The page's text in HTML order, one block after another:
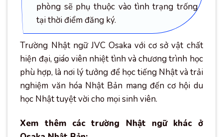
phòng sẽ phụ thuộc vào tình trạng trống
tại thời điểm đăng ký.
Trường Nhật ngữ JVC Osaka với cơ sở vật chất
hiện đại, giáo viên nhiệt tình và chương trình học
phù hợp, là nơi lý tưởng để học tiếng Nhật và trải
nghiệm văn hóa Nhật Bản mang đến cơ hội du
học Nhật tuyệt vời cho mọi sinh viên.
Xem thêm các trường Nhật ngữ khác ở